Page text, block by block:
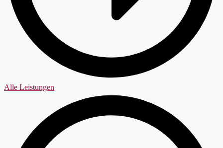
Alle Leistungen